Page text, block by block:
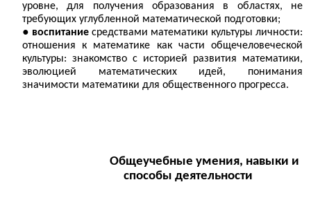
уровне, для получения образования в областях, не
требующих углубленной математической подготовки;
воспитаниесредствами математики культуры личности:
отношения к математике как части общечеловеческой
культуры: знакомство с историей развития математики,
эволюцией математических идей, понимания
значимости математики для общественного прогресса.
Общеучебные умения, навыки и
способы деятельности